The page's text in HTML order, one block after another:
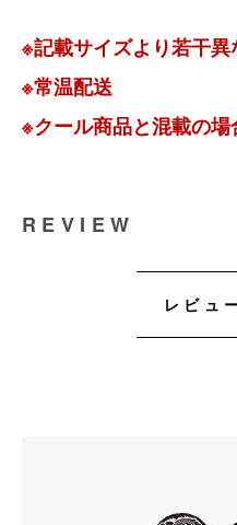
※記載サイズより若干
※常温配送
※クール商品と混載の
REVIEW
レビュ